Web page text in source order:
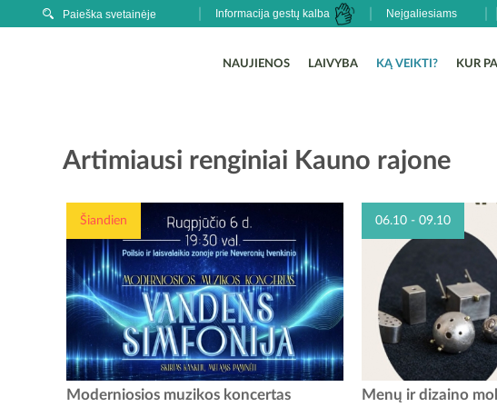
Neįgaliesiams
Informacija gestų kalba
NAUJIENOS LAIVYBA KĄ VEIKTI? KUR
Artimiausi renginiai Kauno rajone
Šiandien
Moderniosios muzikos koncertas „Vandens
Moderniosios muzikos koncertas
06.10 - 09.10
Nuo birželio 10 d.
Menų ir dizaino